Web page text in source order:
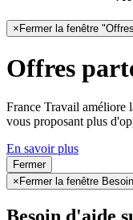
×Fermer la fenêtre
Offres
France Travail améliore
vous proposant plus
En savoir plus
Fermer
× Fermer la fenêtre